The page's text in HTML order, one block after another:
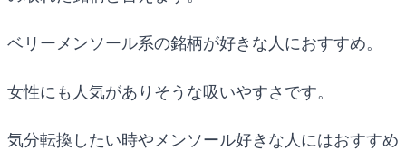
ベリーメンソール系の銘柄が好きな人におすすめ。
女性にも人気がありそうな吸いやすさです。
気分転換したい時やメンソール好きな人にはおすすめ